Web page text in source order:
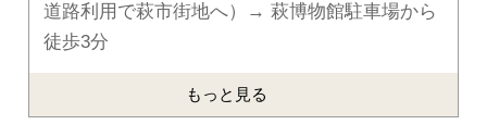
道路利用で萩市街地へ）→ 萩博物館駐車場から
徒歩3分
もっと見る